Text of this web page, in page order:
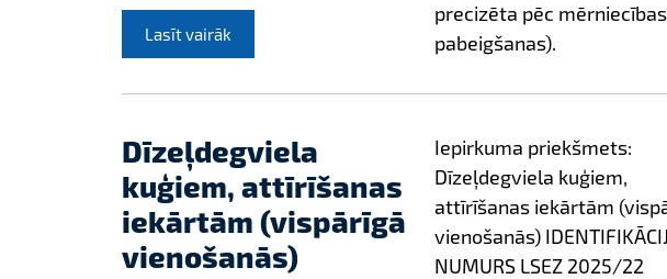
Lasīt vairāk
precizēta pēc mērniecības
pabeigšanas).
Dīzeļdegviela
kuģiem, attīrīšanas
iekārtām (vispārīgā
vienošanās)
Iepirkuma priekšmets:
Dīzeļdegviela kuģiem,
attīrīšanas iekārtām
vienošanās)
NUMURS LSEZ 2025/22